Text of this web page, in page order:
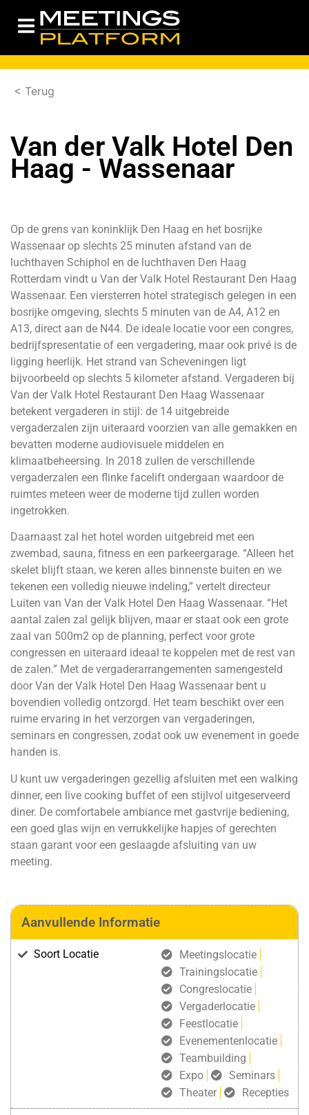
< Terug
Van der Valk Hotel Den
Haag - Wassenaar
Op de grens van koninklijk Den Haag en het bosrijke
Wassenaar op slechts 25 minuten afstand van de
luchthaven Schiphol en de luchthaven Den Haag
Rotterdam vindt u Van der Valk Hotel Restaurant Den Haag
Wassenaar. Een viersterren hotel strategisch gelegen in een
bosrijke omgeving, slechts 5 minuten van de A4, A12 en
A13, direct aan de N44. De ideale locatie voor een congres,
bedrijfspresentatie of een vergadering, maar ook privé is de
ligging heerlijk. Het strand van Scheveningen ligt
bijvoorbeeld op slechts 5 kilometer afstand. Vergaderen bij
Van der Valk Hotel Restaurant Den Haag Wassenaar
betekent vergaderen in stijl: de 14 uitgebreide
vergaderzalen zijn uiteraard voorzien van alle gemakken en
bevatten moderne audiovisuele middelen en
klimaatbeheersing. In 2018 zullen de verschillende
vergaderzalen een flinke facelift ondergaan waardoor de
ruimtes meteen weer de moderne tijd zullen worden
ingetrokken.
Daarnaast zal het hotel worden uitgebreid met een
zwembad, sauna, fitness en een parkeergarage. “Alleen het
skelet blijft staan, we keren alles binnenste buiten en we
tekenen een volledig nieuwe indeling,” vertelt directeur
Luiten van Van der Valk Hotel Den Haag Wassenaar. “Het
aantal zalen zal gelijk blijven, maar er staat ook een grote
zaal van 500m2 op de planning, perfect voor grote
congressen en uiteraard ideaal te koppelen met de rest van
de zalen.” Met de vergaderarrangementen samengesteld
door Van der Valk Hotel Den Haag Wassenaar bent u
bovendien volledig ontzorgd. Het team beschikt over een
ruime ervaring in het verzorgen van vergaderingen,
seminars en congressen, zodat ook uw evenement in goede
handen is.
U kunt uw vergaderingen gezellig afsluiten met een walking
dinner, een live cooking buffet of een stijlvol uitgeserveerd
diner. De comfortabele ambiance met gastvrije bediening,
een goed glas wijn en verrukkelijke hapjes of gerechten
staan garant voor een geslaagde afsluiting van uw
meeting.
Aanvullende Informatie
Soort Locatie
Meetingslocatie
Trainingslocatie
Congreslocatie
Vergaderlocatie
Feestlocatie
Evenementenlocatie
Teambuilding
Expo
Seminars
Theater
Recepties